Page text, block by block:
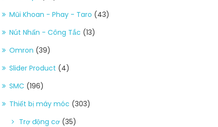
Mũi Khoan - Phay - Taro (43)
Nút Nhấn - Công Tắc (13)
Omron (39)
Slider Product (4)
SMC (196)
Thiết bị máy móc (303)
Trợ động cơ (35)